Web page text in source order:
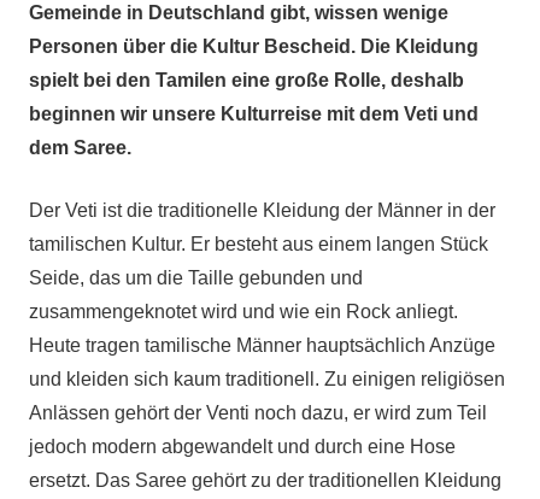
Gemeinde in Deutschland gibt, wissen wenige
Personen über die Kultur Bescheid. Die Kleidung
spielt bei den Tamilen eine große Rolle, deshalb
beginnen wir unsere Kulturreise mit dem Veti und
dem Saree.
Der Veti ist die traditionelle Kleidung der Männer in der
tamilischen Kultur. Er besteht aus einem langen Stück
Seide, das um die Taille gebunden und
zusammengeknotet wird und wie ein Rock anliegt.
Heute tragen tamilische Männer hauptsächlich Anzüge
und kleiden sich kaum traditionell. Zu einigen religiösen
Anlässen gehört der Venti noch dazu, er wird zum Teil
jedoch modern abgewandelt und durch eine Hose
ersetzt. Das Saree gehört zu der traditionellen Kleidung